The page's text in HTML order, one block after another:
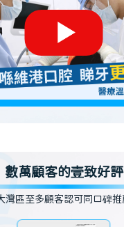
數萬顧客的壹致好評
灣區至多顧客認可同口碑